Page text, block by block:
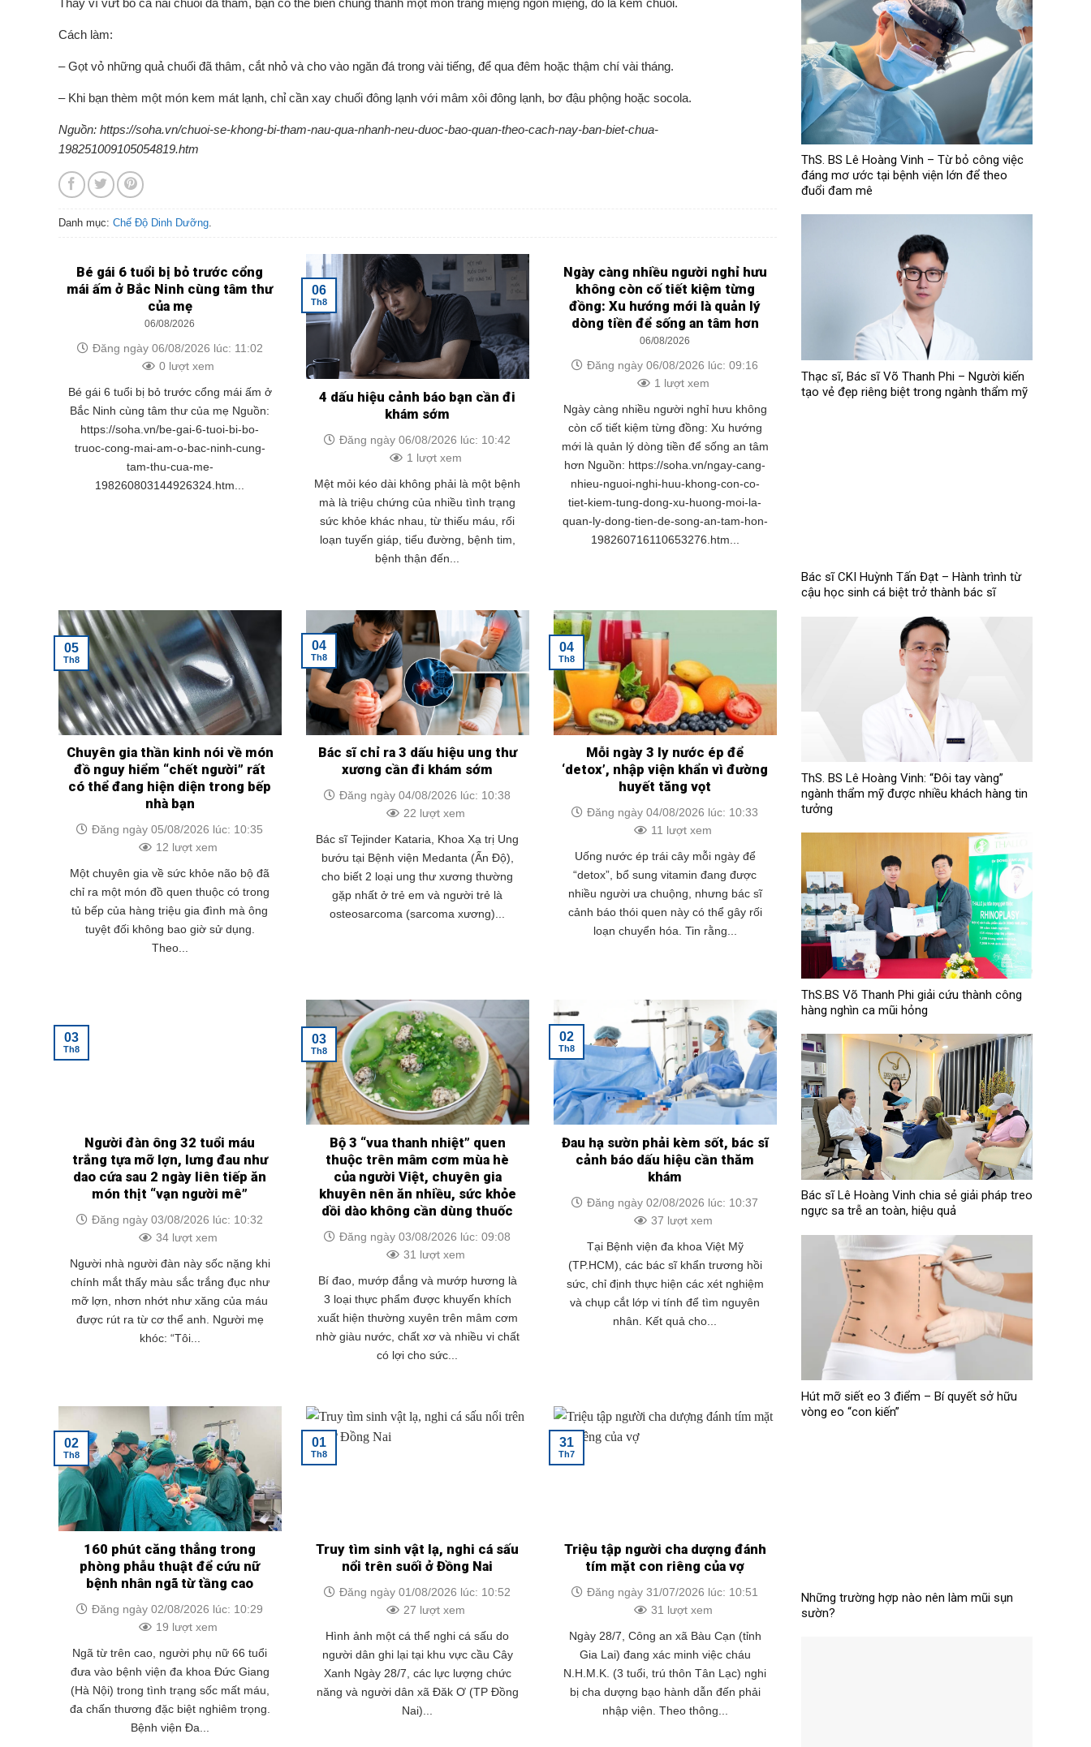
Thay vì vứt bỏ cả nải chuối đã thâm, bạn có thể biến chúng thành một món tráng miệng ngon miệng, đó là kem chuối.
Cách làm:
– Gọt vỏ những quả chuối đã thâm, cắt nhỏ và cho vào ngăn đá trong vài tiếng, để qua đêm hoặc thậm chí vài tháng.
– Khi bạn thèm một món kem mát lạnh, chỉ cần xay chuối đông lạnh với mâm xôi đông lạnh, bơ đậu phộng hoặc socola.
Nguồn: https://soha.vn/chuoi-se-khong-bi-tham-nau-qua-nhanh-neu-duoc-bao-quan-theo-cach-nay-ban-biet-chua-
198251009105054819.htm
Danh mục: Chế Độ Dinh Dưỡng
Bé gái 6 tuổi bị bỏ trước cổng
mái ấm ở Bắc Ninh cùng tâm thư
của mẹ
06/08/2026
Đăng ngày 06/08/2026 lúc: 11:02
0 lượt xem
Bé gái 6 tuổi bị bỏ trước cổng mái ấm ở
Bắc Ninh cùng tâm thư của mẹ Nguồn:
https://soha.vn/be-gai-6-tuoi-bi-bo-
truoc-cong-mai-am-o-bac-ninh-cung-
tam-thu-cua-me-
198260803144926324.htm...
4 dấu hiệu cảnh báo bạn cần đi
khám sớm
Đăng ngày 06/08/2026 lúc: 10:42
1 lượt xem
Mệt mỏi kéo dài không phải là một bệnh
mà là triệu chứng của nhiều tình trạng
sức khỏe khác nhau, từ thiếu máu, rối
loạn tuyến giáp, tiểu đường, bệnh tim,
bệnh thận đến...
06
Th8
Ngày càng nhiều người nghỉ hưu
không còn cố tiết kiệm từng
đồng: Xu hướng mới là quản lý
dòng tiền để sống an tâm hơn
06/08/2026
Đăng ngày 06/08/2026 lúc: 09:16
1 lượt xem
Ngày càng nhiều người nghỉ hưu không
còn cố tiết kiệm từng đồng: Xu hướng
mới là quản lý dòng tiền để sống an tâm
hơn Nguồn: https://soha.vn/ngay-cang-
nhieu-nguoi-nghi-huu-khong-con-co-
tiet-kiem-tung-dong-xu-huong-moi-la-
quan-ly-dong-tien-de-song-an-tam-hon-
198260716110653276.htm...
Chuyên gia thần kinh nói về món
đồ nguy hiểm “chết người” rất
có thể đang hiện diện trong bếp
nhà bạn
Đăng ngày 05/08/2026 lúc: 10:35
12 lượt xem
Một chuyên gia về sức khỏe não bộ đã
chỉ ra một món đồ quen thuộc có trong
tủ bếp của hàng triệu gia đình mà ông
tuyệt đối không bao giờ sử dụng.
Theo...
05
Th8
Bác sĩ chỉ ra 3 dấu hiệu ung thư
xương cần đi khám sớm
Đăng ngày 04/08/2026 lúc: 10:38
22 lượt xem
Bác sĩ Tejinder Kataria, Khoa Xạ trị Ung
bướu tại Bệnh viện Medanta (Ấn Độ),
cho biết 2 loại ung thư xương thường
gặp nhất ở trẻ em và người trẻ là
osteosarcoma (sarcoma xương)...
04
Th8
Mỗi ngày 3 ly nước ép để
‘detox’, nhập viện khẩn vì đường
huyết tăng vọt
Đăng ngày 04/08/2026 lúc: 10:33
11 lượt xem
Uống nước ép trái cây mỗi ngày để
“detox”, bổ sung vitamin đang được
nhiều người ưa chuộng, nhưng bác sĩ
cảnh báo thói quen này có thể gây rối
loạn chuyển hóa. Tin rằng...
04
Th8
Người đàn ông 32 tuổi máu
trắng tựa mỡ lợn, lưng đau như
dao cứa sau 2 ngày liên tiếp ăn
món thịt “vạn người mê”
Đăng ngày 03/08/2026 lúc: 10:32
34 lượt xem
Người nhà người đàn này sốc nặng khi
chính mắt thấy màu sắc trắng đục như
mỡ lợn, nhơn nhớt như xăng của máu
được rút ra từ cơ thể anh. Người mẹ
khóc: “Tôi...
03
Th8
Bộ 3 “vua thanh nhiệt” quen
thuộc trên mâm cơm mùa hè
của người Việt, chuyên gia
khuyên nên ăn nhiều, sức khỏe
dồi dào không cần dùng thuốc
Đăng ngày 03/08/2026 lúc: 09:08
31 lượt xem
Bí đao, mướp đắng và mướp hương là
3 loại thực phẩm được khuyến khích
xuất hiện thường xuyên trên mâm cơm
nhờ giàu nước, chất xơ và nhiều vi chất
có lợi cho sức...
03
Th8
Đau hạ sườn phải kèm sốt, bác sĩ
cảnh báo dấu hiệu cần thăm
khám
Đăng ngày 02/08/2026 lúc: 10:37
37 lượt xem
Tại Bệnh viện đa khoa Việt Mỹ
(TP.HCM), các bác sĩ khẩn trương hồi
sức, chỉ định thực hiện các xét nghiệm
và chụp cắt lớp vi tính để tìm nguyên
nhân. Kết quả cho...
02
Th8
160 phút căng thẳng trong
phòng phẫu thuật để cứu nữ
bệnh nhân ngã từ tầng cao
Đăng ngày 02/08/2026 lúc: 10:29
19 lượt xem
Ngã từ trên cao, người phụ nữ 66 tuổi
đưa vào bệnh viện đa khoa Đức Giang
(Hà Nội) trong tình trạng sốc mất máu,
đa chấn thương đặc biệt nghiêm trọng.
Bệnh viện Đa...
02
Th8
Truy tìm sinh vật lạ, nghi cá sấu
nổi trên suối ở Đồng Nai
Đăng ngày 01/08/2026 lúc: 10:52
27 lượt xem
Hình ảnh một cá thể nghi cá sấu do
người dân ghi lại tại khu vực cầu Cây
Xanh Ngày 28/7, các lực lượng chức
năng và người dân xã Đăk Ơ (TP Đồng
Nai)...
01
Th8
Triệu tập người cha dượng đánh
tím mặt con riêng của vợ
Đăng ngày 31/07/2026 lúc: 10:51
31 lượt xem
Ngày 28/7, Công an xã Bàu Cạn (tỉnh
Gia Lai) đang xác minh việc cháu
N.H.M.K. (3 tuổi, trú thôn Tân Lạc) nghi
bị cha dượng bạo hành dẫn đến phải
nhập viện. Theo thông...
31
Th7
ThS. BS Lê Hoàng Vinh – Từ bỏ công việc
đáng mơ ước tại bệnh viện lớn để theo
đuổi đam mê
Thạc sĩ, Bác sĩ Võ Thanh Phi – Người kiến
tạo vẻ đẹp riêng biệt trong ngành thẩm mỹ
Bác sĩ CKI Huỳnh Tấn Đạt – Hành trình từ
cậu học sinh cá biệt trở thành bác sĩ
ThS. BS Lê Hoàng Vinh: “Đôi tay vàng”
ngành thẩm mỹ được nhiều khách hàng tin
tưởng
ThS.BS Võ Thanh Phi giải cứu thành công
hàng nghìn ca mũi hỏng
Bác sĩ Lê Hoàng Vinh chia sẻ giải pháp treo
ngực sa trễ an toàn, hiệu quả
Hút mỡ siết eo 3 điểm – Bí quyết sở hữu
vòng eo “con kiến”
Những trường hợp nào nên làm mũi sụn
sườn?